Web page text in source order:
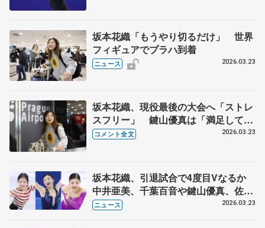
坂本花織「もうやり切るだけ」 世界
フィギュアでプラハ到着
ニュース 2026.03.23
坂本花織、現役最後の大会へ「ストレ
スフリー」 鍵山優真は「満足して終
われればいい」【世界選手権現地入
コメント全文 2026.03.23
坂本花織、引退試合で4度目Vなるか
中井亜美、千葉百音や鍵山優真、佐藤
駿らも期待 世界フィギュア25日開幕
ニュース 2026.03.23